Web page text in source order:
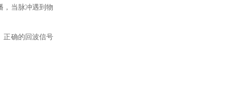
，当脉冲遇到物
正确的回波信号